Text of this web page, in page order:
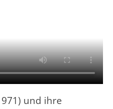
und ihre